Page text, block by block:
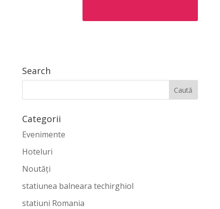
Search
Categorii
Evenimente
Hoteluri
Noutăți
statiunea balneara techirghiol
statiuni Romania